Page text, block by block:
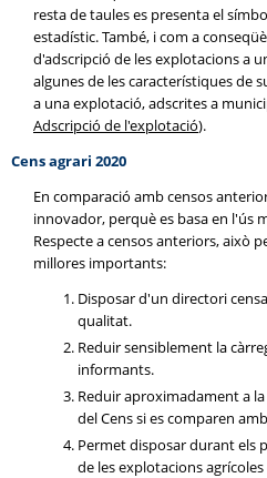
resta de taules es presenta el
estadístic. També, i com a
d'adscripció de les explotacions a
algunes de les característiques de
a una explotació, adscrites a
Adscripció de l'explotació).
Cens agrari 2020
En comparació amb censos
innovador, perquè es basa en l'ús
Respecte a censos anteriors, això
millores importants:
Disposar d'un directori
qualitat.
Reduir sensiblement la
informants.
Reduir aproximadament a
del Cens si es comparen
Permet disposar durant els
de les explotacions